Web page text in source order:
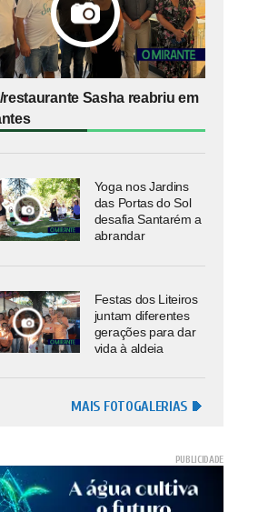
restaurante Sasha reabriu em
Yoga nos Jardins
das Portas do Sol
desafia Santarém a
abrandar
Festas dos Liteiros
juntam diferentes
gerações para dar
vida à aldeia
MAIS FOTOGALERIAS